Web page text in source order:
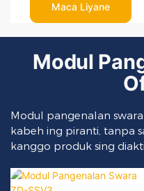
Maca Liyane
Modul
Modul pangenalan
kabeh ing piranti, tanpa
kanggo produk sing